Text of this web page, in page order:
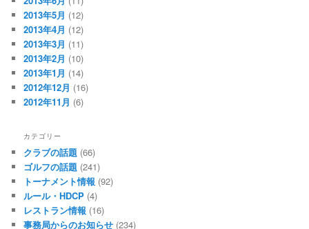
2013年5月 (12)
2013年4月 (12)
2013年3月 (11)
2013年2月 (10)
2013年1月 (14)
2012年12月 (16)
2012年11月 (6)
カテゴリー
クラブの話題 (66)
ゴルフの話題 (241)
トーナメント情報 (92)
ルール・HDCP (4)
レストラン情報 (16)
事務局からのお知らせ (234)